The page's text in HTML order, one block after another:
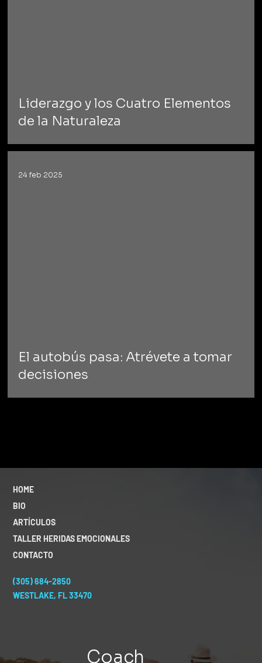
Liderazgo y los Cuatro Elementos
de la Naturaleza
El autobús pasa: Atrévete a tomar
decisiones
24 feb 2025
HOME
BIO
ARTÍCULOS
TALLER HERIDAS EMOCIONALES
CONTACTO
(305) 684-2850
WESTLAKE, FL 33470
Coach